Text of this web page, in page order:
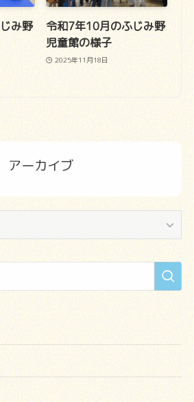
み野
令和7年10月のふじみ野
児童館の様子
2025年11月18日
アーカイブ